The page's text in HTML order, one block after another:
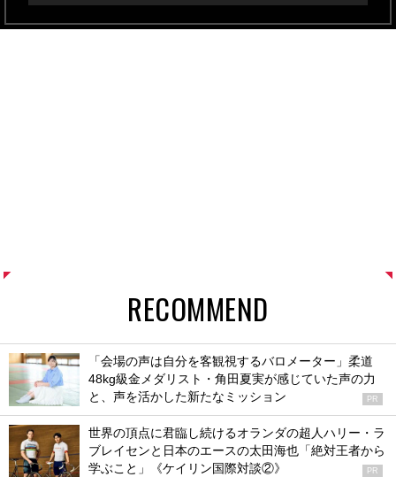
RECOMMEND
「会場の声は自分を客観視するバロメーター」柔道
48kg級金メダリスト・角田夏実が感じていた声の力
と、声を活かした新たなミッション
PR
世界の頂点に君臨し続けるオランダの超人ハリー・ラ
ブレイセンと日本のエースの太田海也「絶対王者から
学ぶこと」《ケイリン国際対談②》
PR